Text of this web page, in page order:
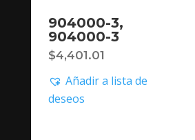
904000-3,
904000-3
$4,401.01
Añadir a lista de
deseos